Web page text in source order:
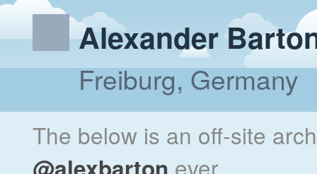
Alexander
Freiburg, Germany
The below is an off-site
ever